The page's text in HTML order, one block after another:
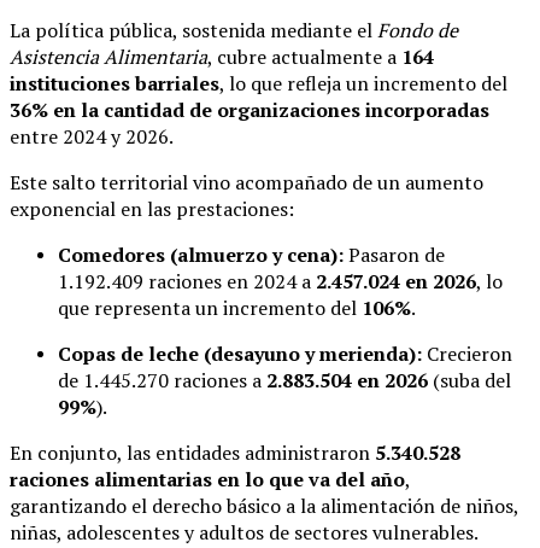
La política pública, sostenida mediante elFondo de
Asistencia Alimentaria, cubre actualmente a 164
instituciones barriales, lo que refleja un incremento del
36% en la cantidad de organizaciones incorporadas
entre 2024 y 2026.
Este salto territorial vino acompañado de un aumento
exponencial en las prestaciones:
Comedores (almuerzo y cena):Pasaron de
1.192.409 raciones en 2024 a 2.457.024 en 2026, lo
que representa un incremento del 106%.
Copas de leche (desayuno y merienda): Crecieron
de 1.445.270 raciones a 2.883.504 en 2026 (suba del
99%).
En conjunto, las entidades administraron 5.340.528
raciones alimentarias en lo que va del año,
garantizando el derecho básico a la alimentación de niños,
niñas, adolescentes y adultos de sectores vulnerables.